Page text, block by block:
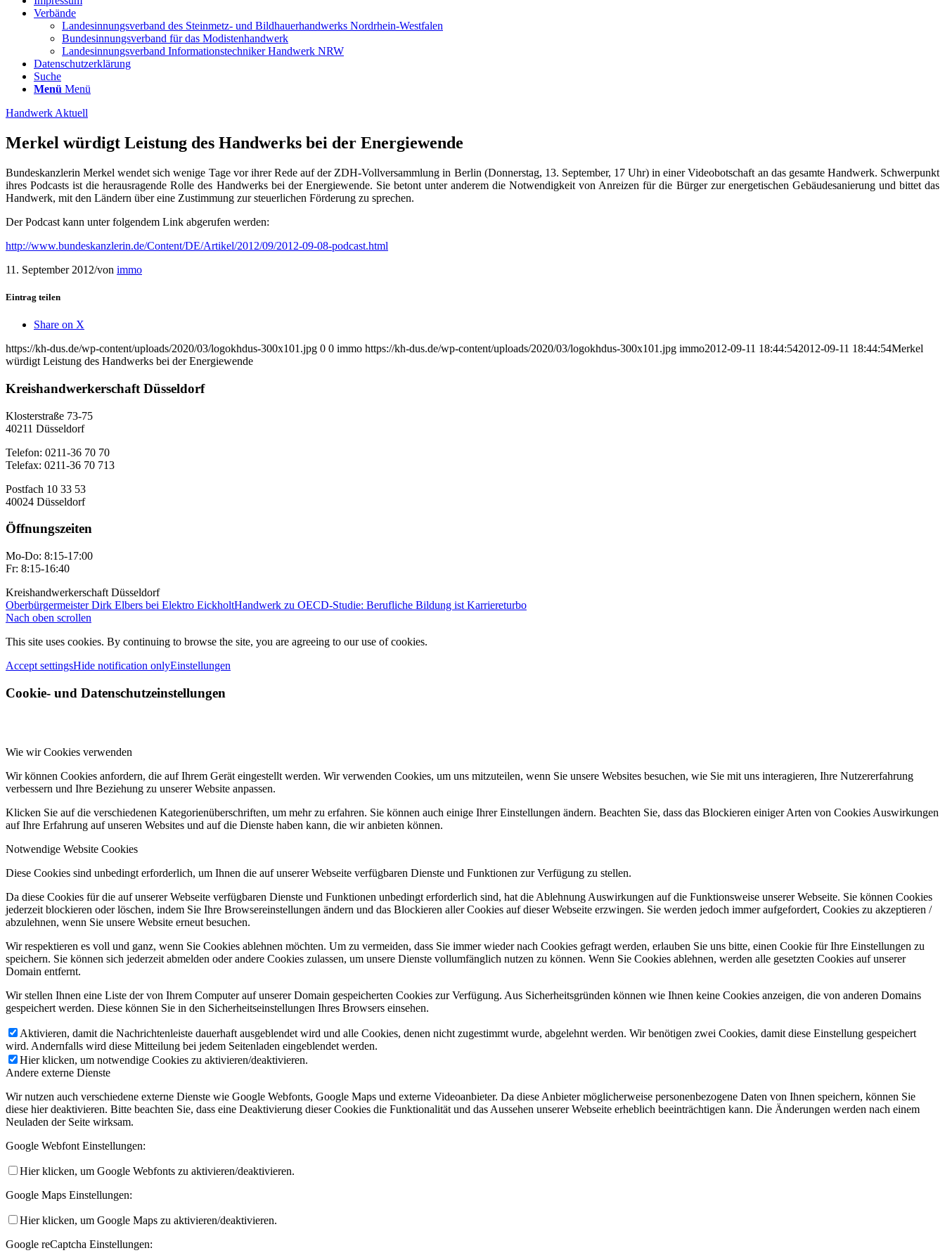
Verbände
Landesinnungsverband des Steinmetz- und Bildhauerhandwerks Nordrhein-Westfalen
Bundesinnungsverband für das Modistenhandwerk
Landesinnungsverband Informationstechniker Handwerk NRW
Datenschutzerklärung
Suche
Menü Menü
Handwerk Aktuell
Merkel würdigt Leistung des Handwerks bei der Energiewende
Bundeskanzlerin Merkel wendet sich wenige Tage vor ihrer Rede auf der ZDH-Vollversammlung in Berlin (Donnerstag, 13. September, 17 Uhr) in einer Videobotschaft an das gesamte Handwerk. Schwerpunkt
ihres Podcasts ist die herausragende Rolle des Handwerks bei der Energiewende. Sie betont unter anderem die Notwendigkeit von Anreizen für die Bürger zur energetischen Gebäudesanierung und bittet das
Handwerk, mit den Ländern über eine Zustimmung zur steuerlichen Förderung zu sprechen.
Der Podcast kann unter folgendem Link abgerufen werden:
http://www.bundeskanzlerin.de/Content/DE/Artikel/2012/09/2012-09-08-podcast.html
11. September 2012/von immo
Eintrag teilen
Share on X
https://kh-dus.de/wp-content/uploads/2020/03/logokhdus-300x101.jpg 0 0 immo https://kh-dus.de/wp-content/uploads/2020/03/logokhdus-300x101.jpg immo2012-09-11 18:44:542012-09-11 18:44:54Merkel
würdigt Leistung des Handwerks bei der Energiewende
Kreishandwerkerschaft Düsseldorf
Klosterstraße 73-75
40211 Düsseldorf
Telefon: 0211-36 70 70
Telefax: 0211-36 70 713
Postfach 10 33 53
40024 Düsseldorf
Öffnungszeiten
Mo-Do: 8:15-17:00
Fr: 8:15-16:40
Kreishandwerkerschaft Düsseldorf
Oberbürgermeister Dirk Elbers bei Elektro EickholtHandwerk zu OECD-Studie: Berufliche Bildung ist Karriereturbo
Nach oben scrollen
This site uses cookies. By continuing to browse the site, you are agreeing to our use of cookies.
Accept settingsHide notification onlyEinstellungen
Cookie- und Datenschutzeinstellungen
Wie wir Cookies verwenden
Wir können Cookies anfordern, die auf Ihrem Gerät eingestellt werden. Wir verwenden Cookies, um uns mitzuteilen, wenn Sie unsere Websites besuchen, wie Sie mit uns interagieren, Ihre Nutzererfahrung
verbessern und Ihre Beziehung zu unserer Website anpassen.
Klicken Sie auf die verschiedenen Kategorienüberschriften, um mehr zu erfahren. Sie können auch einige Ihrer Einstellungen ändern. Beachten Sie, dass das Blockieren einiger Arten von Cookies Auswirkungen
auf Ihre Erfahrung auf unseren Websites und auf die Dienste haben kann, die wir anbieten können.
Notwendige Website Cookies
Diese Cookies sind unbedingt erforderlich, um Ihnen die auf unserer Webseite verfügbaren Dienste und Funktionen zur Verfügung zu stellen.
Da diese Cookies für die auf unserer Webseite verfügbaren Dienste und Funktionen unbedingt erforderlich sind, hat die Ablehnung Auswirkungen auf die Funktionsweise unserer Webseite. Sie können Cookies
jederzeit blockieren oder löschen, indem Sie Ihre Browsereinstellungen ändern und das Blockieren aller Cookies auf dieser Webseite erzwingen. Sie werden jedoch immer aufgefordert, Cookies zu akzeptieren /
abzulehnen, wenn Sie unsere Website erneut besuchen.
Wir respektieren es voll und ganz, wenn Sie Cookies ablehnen möchten. Um zu vermeiden, dass Sie immer wieder nach Cookies gefragt werden, erlauben Sie uns bitte, einen Cookie für Ihre Einstellungen zu
speichern. Sie können sich jederzeit abmelden oder andere Cookies zulassen, um unsere Dienste vollumfänglich nutzen zu können. Wenn Sie Cookies ablehnen, werden alle gesetzten Cookies auf unserer
Domain entfernt.
Wir stellen Ihnen eine Liste der von Ihrem Computer auf unserer Domain gespeicherten Cookies zur Verfügung. Aus Sicherheitsgründen können wie Ihnen keine Cookies anzeigen, die von anderen Domains
gespeichert werden. Diese können Sie in den Sicherheitseinstellungen Ihres Browsers einsehen.
Aktivieren, damit die Nachrichtenleiste dauerhaft ausgeblendet wird und alle Cookies, denen nicht zugestimmt wurde, abgelehnt werden. Wir benötigen zwei Cookies, damit diese Einstellung gespeichert
wird. Andernfalls wird diese Mitteilung bei jedem Seitenladen eingeblendet werden.
Hier klicken, um notwendige Cookies zu aktivieren/deaktivieren.
Andere externe Dienste
Wir nutzen auch verschiedene externe Dienste wie Google Webfonts, Google Maps und externe Videoanbieter. Da diese Anbieter möglicherweise personenbezogene Daten von Ihnen speichern, können Sie
diese hier deaktivieren. Bitte beachten Sie, dass eine Deaktivierung dieser Cookies die Funktionalität und das Aussehen unserer Webseite erheblich beeinträchtigen kann. Die Änderungen werden nach einem
Neuladen der Seite wirksam.
Google Webfont Einstellungen:
Hier klicken, um Google Webfonts zu aktivieren/deaktivieren.
Google Maps Einstellungen:
Hier klicken, um Google Maps zu aktivieren/deaktivieren.
Google reCaptcha Einstellungen: